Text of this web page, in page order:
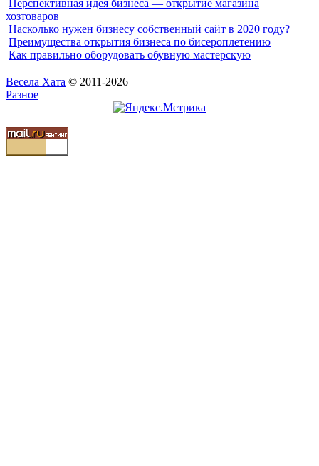
Перспективная идея бизнеса — открытие магазина
хозтоваров
Насколько нужен бизнесу собственный сайт в 2020 году?
Преимущества открытия бизнеса по бисероплетению
Как правильно оборудовать обувную мастерскую
Весела Хата © 2011-2026
Разное